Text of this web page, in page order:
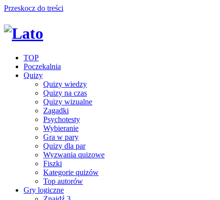
Przeskocz do treści
TOP
Poczekalnia
Quizy
Quizy wiedzy
Quizy na czas
Quizy wizualne
Zagadki
Psychotesty
Wybieranie
Gra w pary
Quizy dla par
Wyzwania quizowe
Fiszki
Kategorie quizów
Top autorów
Gry logiczne